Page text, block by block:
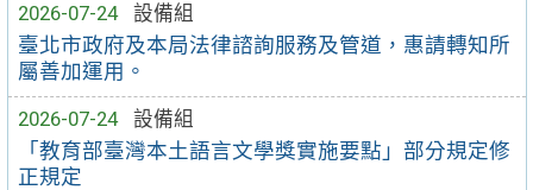
2026-07-24
設備組
臺北市政府及本局法律諮詢服務及管道，惠請轉知所
屬善加運用。
2026-07-24
設備組
「教育部臺灣本土語言文學獎實施要點」部分規定修
正規定